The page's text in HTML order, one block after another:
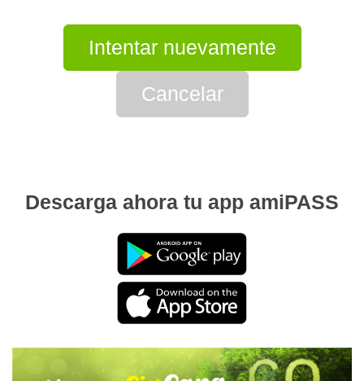
Intentar nuevamente
Cancelar
Descarga ahora tu app amiPASS